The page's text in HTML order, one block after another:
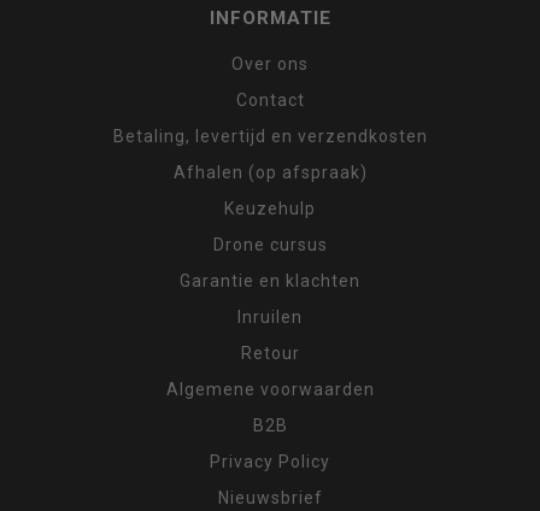
INFORMATIE
Over ons
Contact
Betaling, levertijd en verzendkosten
Afhalen (op afspraak)
Keuzehulp
Drone cursus
Garantie en klachten
Inruilen
Retour
Algemene voorwaarden
B2B
Privacy Policy
Nieuwsbrief